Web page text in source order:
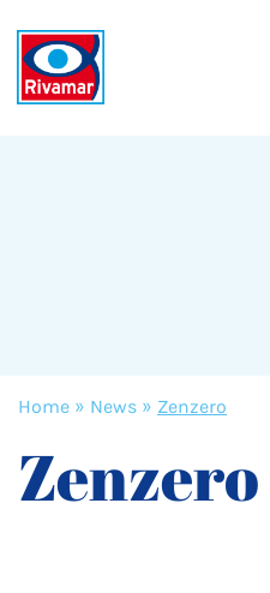
Home » News » Zenzero
Zenzero